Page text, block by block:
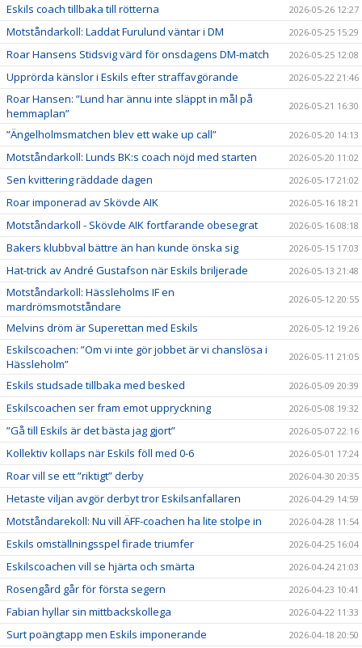
Eskils coach tillbaka till rötterna 2026-05-26 12:27
Motståndarkoll: Laddat Furulund väntar i DM 2026-05-25 15:29
Roar Hansens Stidsvig värd för onsdagens DM-match 2026-05-25 12:08
Upprörda känslor i Eskils efter straffavgörande 2026-05-22 21:46
Roar Hansen: ”Lund har ännu inte släppt in mål på
hemmaplan”
2026-05-21 16:30
”Ängelholmsmatchen blev ett wake up call” 2026-05-20 14:13
Motståndarkoll: Lunds BK:s coach nöjd med starten 2026-05-20 11:02
Sen kvittering räddade dagen 2026-05-17 21:02
Roar imponerad av Skövde AIK 2026-05-16 18:21
Motståndarkoll - Skövde AIK fortfarande obesegrat 2026-05-16 08:18
Bakers klubbval bättre än han kunde önska sig 2026-05-15 17:03
Hat-trick av André Gustafson när Eskils briljerade 2026-05-13 21:48
Motståndarkoll: Hässleholms IF en
mardrömsmotståndare
2026-05-12 20:55
Melvins dröm är Superettan med Eskils 2026-05-12 19:26
Eskilscoachen: ”Om vi inte gör jobbet är vi chanslösa i
Hässleholm”
2026-05-11 21:05
Eskils studsade tillbaka med besked 2026-05-09 20:39
Eskilscoachen ser fram emot uppryckning 2026-05-08 19:32
”Gå till Eskils är det bästa jag gjort” 2026-05-07 22:16
Kollektiv kollaps när Eskils föll med 0-6 2026-05-01 17:24
Roar vill se ett ”riktigt” derby 2026-04-30 20:35
Hetaste viljan avgör derbyt tror Eskilsanfallaren 2026-04-29 14:59
Motståndarekoll: Nu vill ÄFF-coachen ha lite stolpe in 2026-04-28 11:54
Eskils omställningsspel firade triumfer 2026-04-25 16:04
Eskilscoachen vill se hjärta och smärta 2026-04-24 21:03
Rosengård går för första segern 2026-04-23 10:41
Fabian hyllar sin mittbackskollega 2026-04-22 11:33
Surt poängtapp men Eskils imponerande 2026-04-18 20:50